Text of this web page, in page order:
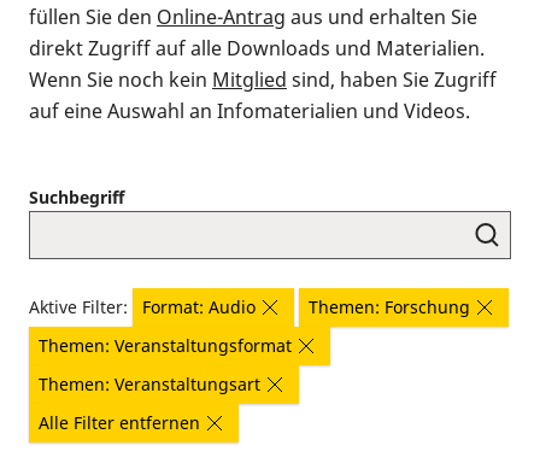
füllen Sie den Online-Antrag aus und erhalten Sie
direkt Zugriff auf alle Downloads und Materialien.
Wenn Sie noch kein Mitglied sind, haben Sie Zugriff
auf eine Auswahl an Infomaterialien und Videos.
Suchbegriff
Aktive Filter: Format: Audio
Themen: Forschung
Themen: Veranstaltungsformat
Themen: Veranstaltungsart
Alle Filter entfernen